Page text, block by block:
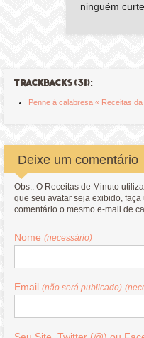
ninguém
TRACKBACKS (31):
Penne à calabresa « Receitas da
Deixe um comentário
Obs.: O Receitas de Minuto
que seu avatar seja exibido,
comentário o mesmo e-mail de
Nome(necessário)
Email(não será publicado)